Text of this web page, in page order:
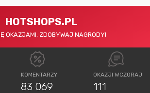
HOTSHOPS.PL
OKAZJAMI, ZDOBYWAJ NAGRODY!
KOMENTARZY
83 069
OKAZJI WCZORAJ
111